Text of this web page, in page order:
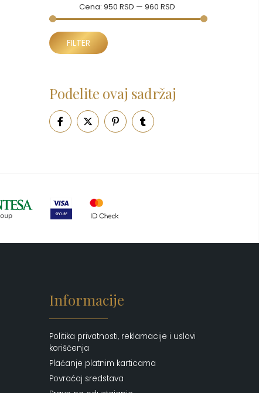
Nega tela (93)
Neseseri
Novčanici (51)
Pepe Jeans Ranac (10)
Piling za telo (3)
Putni program (50)
Šminka (187)
Uncategorized
FILTER
Cena: 950 RSD — 960 RSD
Podelite ovaj sadržaj
Informacije
Politika privatnosti, reklamacije i uslovi
korišćenja
Plaćanje platnim karticama
Povraćaj sredstava